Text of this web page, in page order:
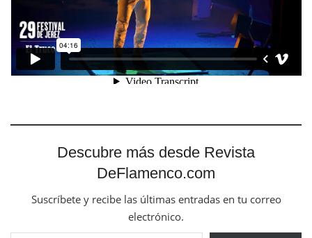
Descubre más desde Revista
DeFlamenco.com
Suscríbete y recibe las últimas entradas en tu correo
electrónico.
Escribe tu correo electrónico…